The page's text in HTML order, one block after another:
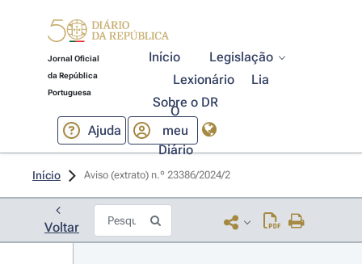
Jornal Oficial
da República
Portuguesa
Início
Legislação
Lexionário
Lia
Sobre o DR
Ajuda
O
meu
Diário
Início Aviso (extrato) n.º 23386/2024/2
Voltar